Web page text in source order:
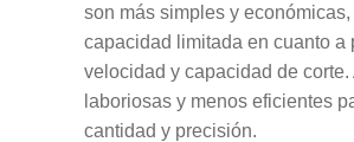
son más simples y
capacidad limitada en cuanto a
velocidad y capacidad de corte.
laboriosas y menos eficientes
cantidad y precisión.